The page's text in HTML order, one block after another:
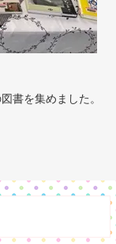
書を集めました。